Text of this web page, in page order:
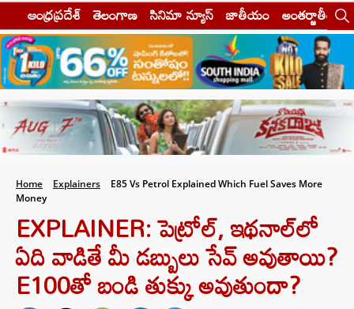
ఆంధ్రప్రదేశ్ తెలంగాణ సినిమా న్యూస్ జాతీయం అంతర్జాతీయం
Home Explainers
E85 Vs Petrol Explained Which Fuel Saves More
Money
EXPLAINER: పెట్రోల్‌, ఇథనాల్‌లో
ఏది వాడితే మీ డబ్బులు సేవ్ అవుతాయి?
E100తో బండి తుక్కు అవుతుందా?